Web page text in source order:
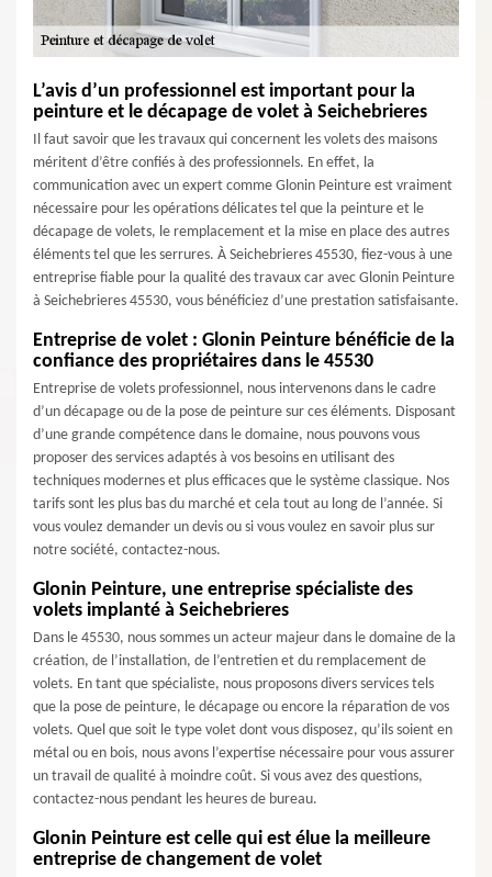
L’avis d’un professionnel est important pour la
peinture et le décapage de volet à Seichebrieres
Il faut savoir que les travaux qui concernent les volets des maisons
méritent d’être confiés à des professionnels. En effet, la
communication avec un expert comme Glonin Peinture est vraiment
nécessaire pour les opérations délicates tel que la peinture et le
décapage de volets, le remplacement et la mise en place des autres
éléments tel que les serrures. À Seichebrieres 45530, fiez-vous à une
entreprise fiable pour la qualité des travaux car avec Glonin Peinture
à Seichebrieres 45530, vous bénéficiez d’une prestation satisfaisante.
Entreprise de volet : Glonin Peinture bénéficie de la
confiance des propriétaires dans le 45530
Entreprise de volets professionnel, nous intervenons dans le cadre
d’un décapage ou de la pose de peinture sur ces éléments. Disposant
d’une grande compétence dans le domaine, nous pouvons vous
proposer des services adaptés à vos besoins en utilisant des
techniques modernes et plus efficaces que le système classique. Nos
tarifs sont les plus bas du marché et cela tout au long de l’année. Si
vous voulez demander un devis ou si vous voulez en savoir plus sur
notre société, contactez-nous.
Glonin Peinture, une entreprise spécialiste des
volets implanté à Seichebrieres
Dans le 45530, nous sommes un acteur majeur dans le domaine de la
création, de l’installation, de l’entretien et du remplacement de
volets. En tant que spécialiste, nous proposons divers services tels
que la pose de peinture, le décapage ou encore la réparation de vos
volets. Quel que soit le type volet dont vous disposez, qu’ils soient en
métal ou en bois, nous avons l’expertise nécessaire pour vous assurer
un travail de qualité à moindre coût. Si vous avez des questions,
contactez-nous pendant les heures de bureau.
Glonin Peinture est celle qui est élue la meilleure
entreprise de changement de volet